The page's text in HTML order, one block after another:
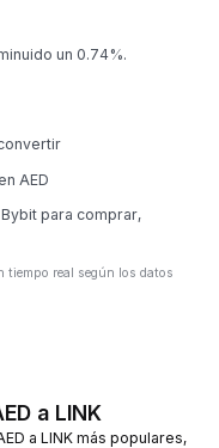
un 0.74%.
AED
para comprar,
tiempo real según los datos
a LINK
a LINK más populares,